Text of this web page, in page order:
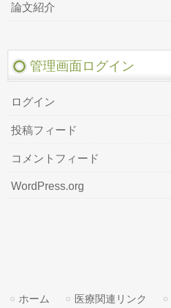
論文紹介
管理画面ログイン
ログイン
投稿フィード
コメントフィード
WordPress.org
ホーム 医療関連リンク